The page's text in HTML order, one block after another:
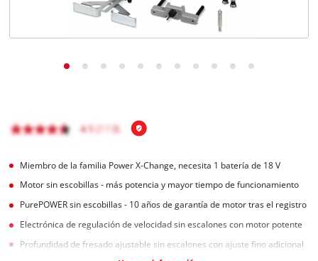
Miembro de la familia Power X-Change, necesita 1 batería de 18 V
Motor sin escobillas - más potencia y mayor tiempo de funcionamiento
PurePOWER sin escobillas - 10 años de garantía de motor tras el registro
Electrónica de regulación de velocidad sin escalones con motor potente
Profundidad de fresado ajustable sin escalones con ajuste fino adicional